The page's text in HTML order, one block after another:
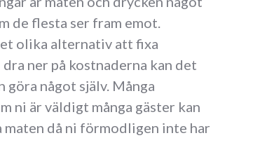
de flesta ser fram emot.
olika alternativ att fixa
ner på kostnaderna kan det
göra något själv. Många
ni är väldigt många gäster kan
då ni förmodligen inte har